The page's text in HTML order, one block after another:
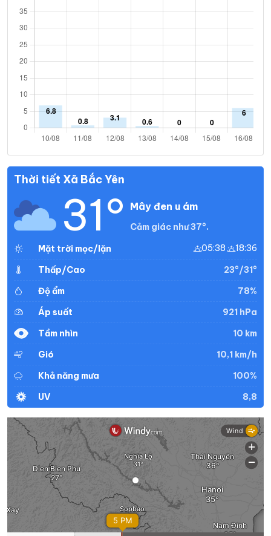
Thời tiết Xã Bắc Yên
31° Mây đen u ám
Cảm giác như 37°.
Mặt trời mọc/lặn
05:38 18:36
Thấp/Cao
23°/31°
Độ ẩm
78%
Áp suất
921 hPa
Tầm nhìn
10 km
Gió
10,1 km/h
Khả năng mưa
100%
UV
8,8